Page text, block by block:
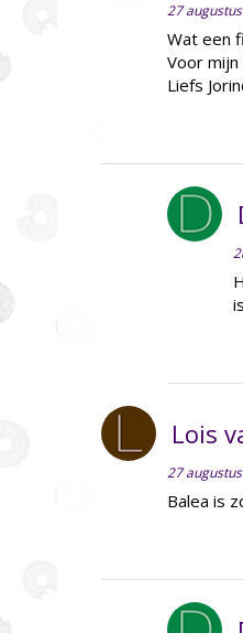
27
Wat een
Voor
Liefs
Lois
27
Balea is